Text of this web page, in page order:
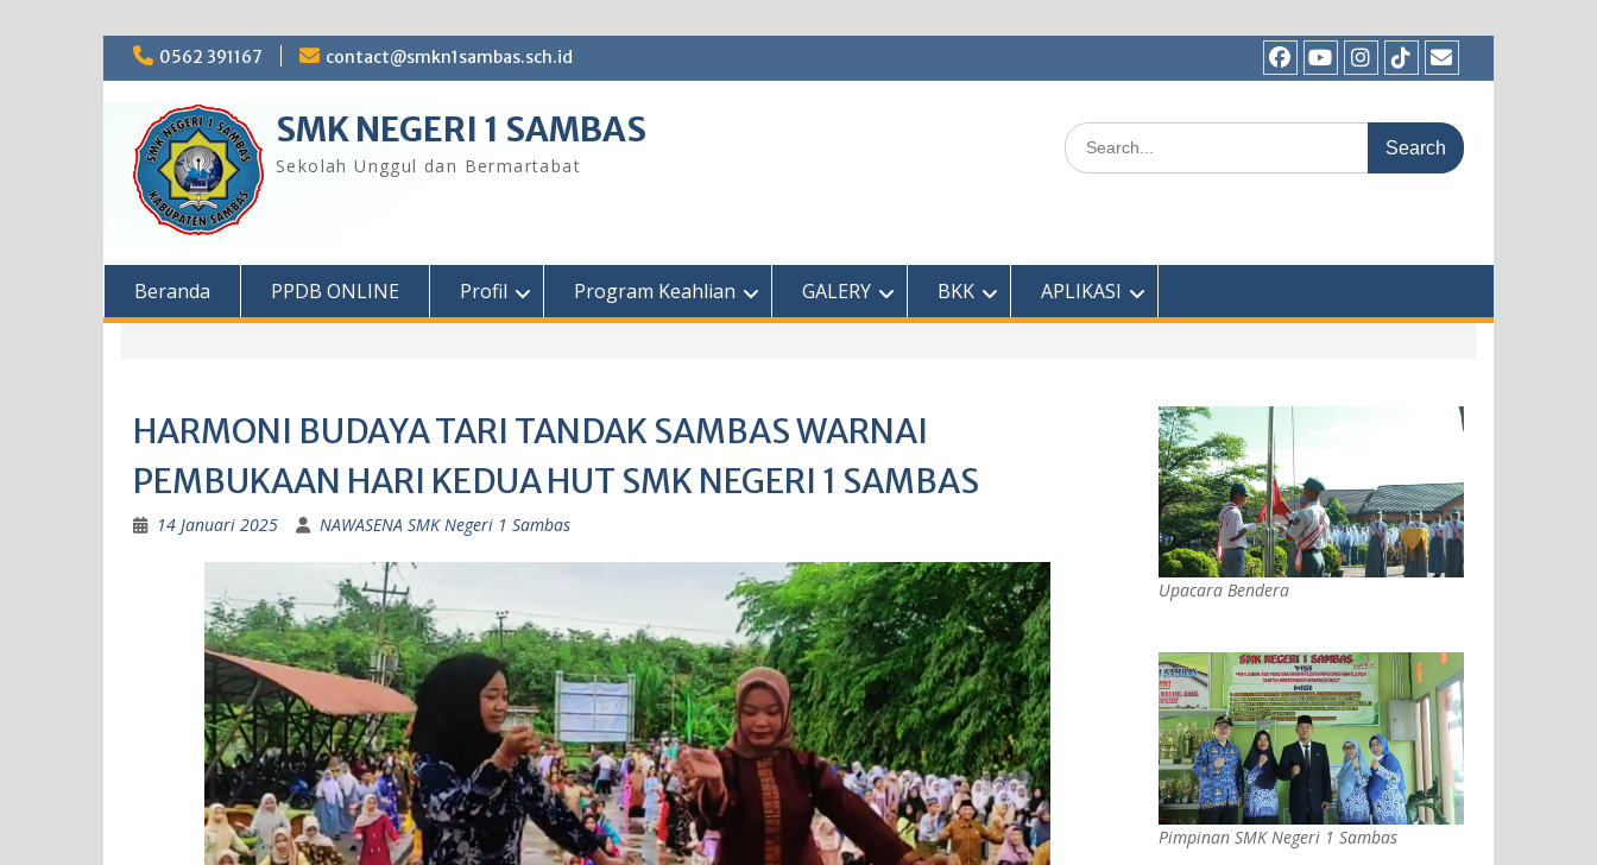
Skip
0562 391167
contact@smkn1sambas.sch.id
FacebookYoutubeInstagram
TikTokEmail
SMK NEGERI 1 SAMBAS
Sekolah Unggul dan Bermartabat
Search
for:
Beranda PPDB ONLINE Profil Program Keahlian GALERY BKK APLIKASI
HARMONI BUDAYA TARI TANDAK SAMBAS WARNAI
PEMBUKAAN HARI KEDUA HUT SMK NEGERI 1 SAMBAS
14 Januari 2025 NAWASENA SMK Negeri 1 Sambas
Upacara Bendera
Pimpinan SMK Negeri 1 Sambas